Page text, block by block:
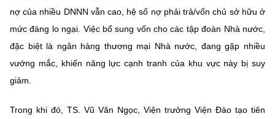
nợ của nhiều DNNN vẫn cao, hệ số nợ phải trả/vốn chủ sở hữu ở
mức đáng lo ngại. Việc bổ sung vốn cho các tập đoàn Nhà nước,
đặc biệt là ngân hàng thương mại Nhà nước, đang gặp nhiều
vướng mắc, khiến năng lực cạnh tranh của khu vực này bị suy
giảm.
Trong khi đó, TS. Vũ Văn Ngọc, Viện trưởng Viện Đào tạo tiên